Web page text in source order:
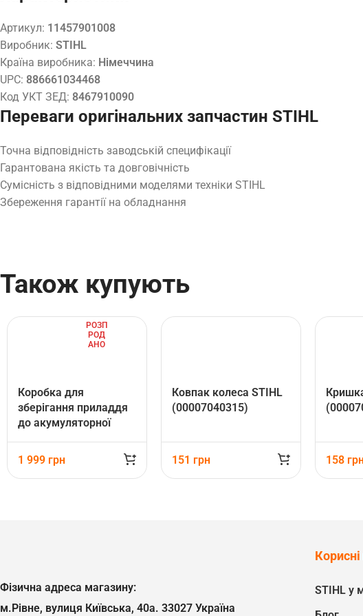
Артикул: 11457901008
Виробник: STIHL
Країна виробника: Німеччина
UPC: 886661034468
Код УКТ ЗЕД: 8467910090
Переваги оригінальних запчастин STIHL
Точна відповідність заводській специфікації
Гарантована якість та довговічність
Сумісність з відповідними моделями техніки STIHL
Збереження гарантії на обладнання
Також купують
РОЗП
РОД
АНО
Коробка для
зберігання приладдя
до акумуляторної
(00008829703)
1 999 грн
Ковпак колеса STIHL
(00007040315)
151 грн 158
Фізична адреса магазину:
м.Рівне, вулиця Київська, 40а. 33027 Україна
STIHL у